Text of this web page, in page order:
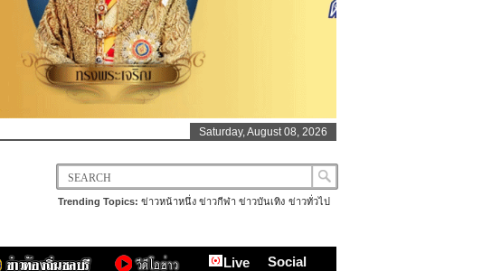
Saturday, August 08, 2026
Trending Topics: ข่าวหน้าหนึ่ง ข่าวกีฬา ข่าวบันเทิง ข่าวทั่วไป
Live Social